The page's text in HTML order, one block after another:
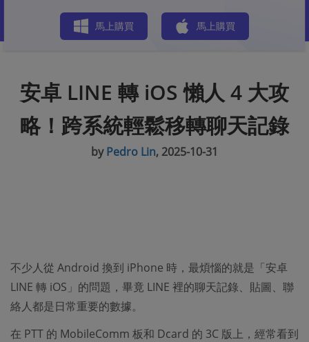
馬上購買 馬上購買
安卓 LINE 轉 iOS 懶人 4 大攻
略！跨系統輕鬆移轉聊天記錄
byPedro Lin, 2025-10-31
不少人從 Android 換到 iPhone 時，最煩惱的就是「安卓
LINE 轉 iOS」的問題，畢竟 LINE 裡的聊天記錄、貼圖、聯
絡人都是日常重要的數據。
在 PTT 的 MobileComm 板和 Dcard 的 3C 版上，經常看到